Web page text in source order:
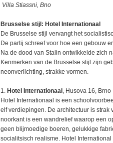
Villa Stiassni, Bno
Brusselse stijl: Hotel Internationaal
De Brusselse stijl vervangt het
De partij schreef voor hoe een gebouw
Na de dood van Stalin ontwikkelde zich
Kenmerken van de Brusselse stijl zijn
neonverlichting, strakke vormen.
1. Hotel Internationaal , Husova 16, Brno
Hotel Internationaal is een
elf verdiepingen. De architectuur is strak
noorkant is een wandrelief waarop een
geen blijmoedige boeren, gelukkige
socialitsisch realisme. Hotel